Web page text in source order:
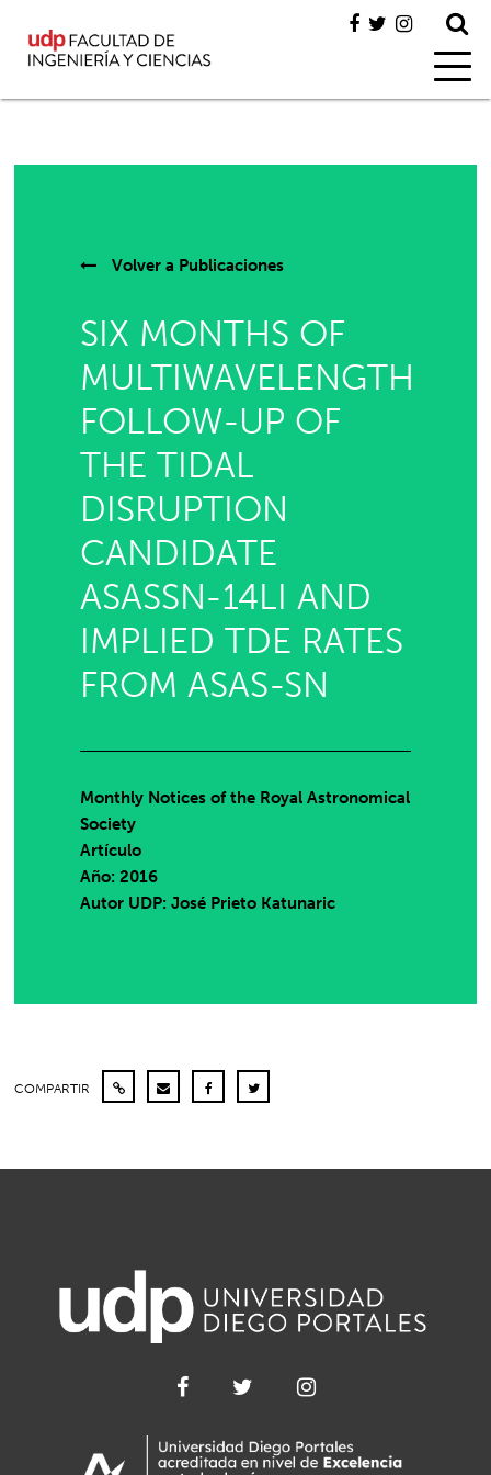
Volver a Publicaciones
SIX MONTHS OF
MULTIWAVELENGTH
FOLLOW-UP OF
THE TIDAL
DISRUPTION
CANDIDATE
ASASSN-14LI AND
IMPLIED TDE RATES
FROM ASAS-SN
Monthly Notices of the Royal Astronomical
Society
Artículo
Año: 2016
Autor UDP:José Prieto Katunaric
COMPARTIR